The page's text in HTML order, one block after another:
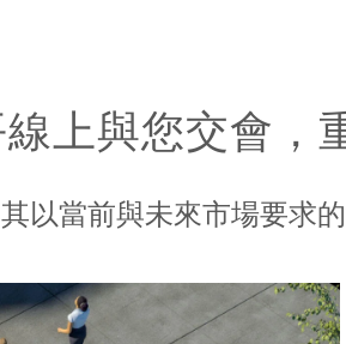
上與您交會，
以當前與未來市場要求